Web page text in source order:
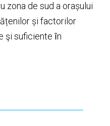
zona de sud a orașului
și factorilor
şi suficiente ȋn